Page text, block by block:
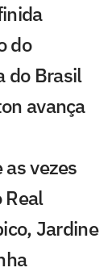
do
do Brasil
avança
vezes
Real
Jardine